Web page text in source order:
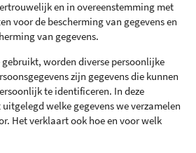
en in overeenstemming met
voor de bescherming van gegevens en
van gegevens.
gebruikt, worden diverse persoonlijke
zijn gegevens die kunnen
te identificeren. In deze
welke gegevens we verzamelen
Het verklaart ook hoe en voor welk